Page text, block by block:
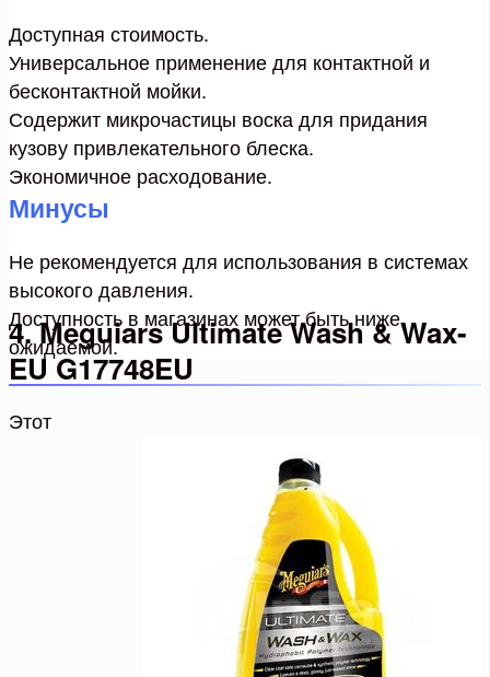
Доступная стоимость.
Универсальное применение для контактной и
бесконтактной мойки.
Содержит микрочастицы воска для придания
кузову привлекательного блеска.
Экономичное расходование.
Минусы
Не рекомендуется для использования в системах
высокого давления.
Доступность в магазинах может быть ниже
ожидаемой.
4. Meguiars Ultimate Wash & Wax-
EU G17748EU
Этот